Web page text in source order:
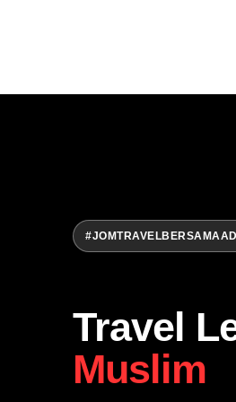
#JOMTRAVELBERSAMAADI
Travel
Muslim